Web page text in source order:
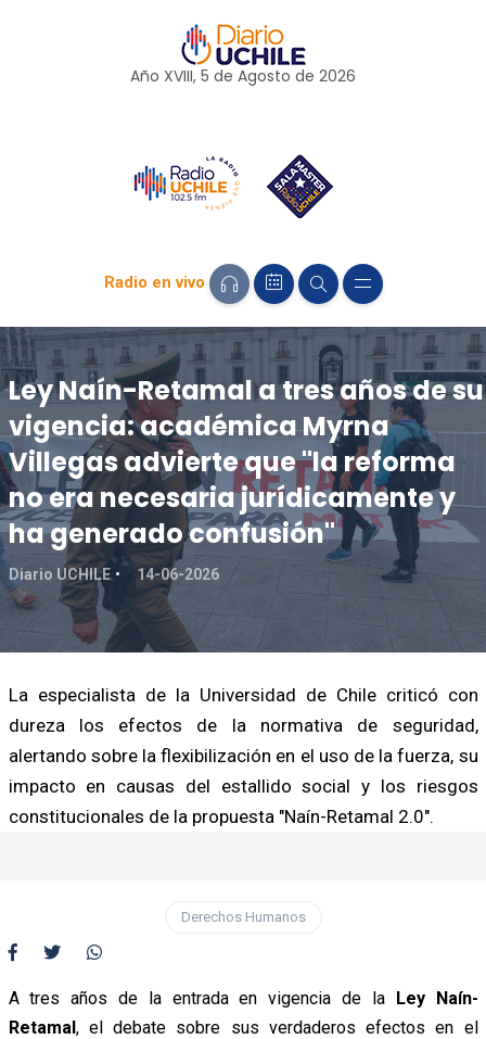
Año XVIII, 5 de Agosto de 2026
Radio en vivo
Ley Naín-Retamal a tres años de su
vigencia: académica Myrna
Villegas advierte que "la reforma
no era necesaria jurídicamente y
ha generado confusión"
Diario UCHILE 14-06-2026
La especialista de la Universidad de Chile criticó con
dureza los efectos de la normativa de seguridad,
alertando sobre la flexibilización en el uso de la fuerza, su
impacto en causas del estallido social y los riesgos
constitucionales de la propuesta "Naín-Retamal 2.0".
Derechos Humanos
A tres años de la entrada en vigencia de la Ley Naín-
Retamal, el debate sobre sus verdaderos efectos en el